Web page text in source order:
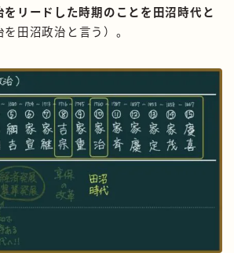
リードした時期のことを田沼時代と
を田沼政治と言う）。